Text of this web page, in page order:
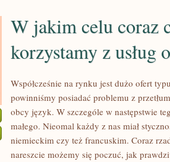
W jakim celu coraz
korzystamy z usług
Współcześnie na rynku jest dużo ofert
powinniśmy posiadać problemu z
obcy język. W szczególe w następstwie
małego. Nieomal każdy z nas miał
niemieckim czy też francuskim. Coraz
nareszcie możemy się poczuć, jak